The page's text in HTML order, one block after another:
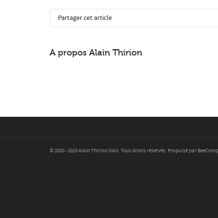
Partager cet article
A propos Alain Thirion
© 2020 - 2023 Alain Thirion DAO. Tous droits réservés. Propulsé par